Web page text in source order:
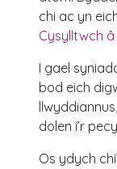
chi ac yn
Cysylltwch
I gael
bod eich
dolen i’r
Os ydych